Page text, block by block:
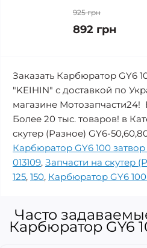
925 грн
892 грн
Заказать Карбюратор GY6
"KEIHIN" с доставкой по
магазине Мотозапчасти24!
Более 20 тыс. товаров! в
скутер (Разное) GY6-
Карбюратор GY6 100
013109, Запчасти на скутер
125, 150, Карбюратор GY6
Часто
Карбюратор GY6